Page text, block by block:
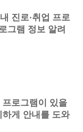
진로·취업 프로
그램 정보 알려
로그램이 있을
게 안내를 도와